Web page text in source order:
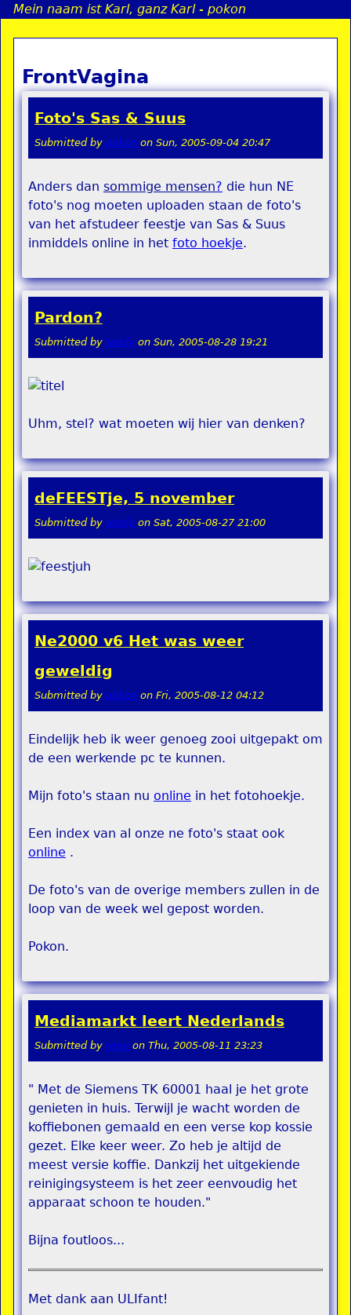
Jump to navigation
Mein naam ist Karl, ganz Karl - pokon
FrontVagina
Foto's Sas & Suus
Submitted by pokon on Sun, 2005-09-04 20:47
Anders dan sommige mensen? die hun NE
foto's nog moeten uploaden staan de foto's
van het afstudeer feestje van Sas & Suus
inmiddels online in het foto hoekje.
Pardon?
Submitted by teddy on Sun, 2005-08-28 19:21
Uhm, stel? wat moeten wij hier van denken?
deFEESTje, 5 november
Submitted by teddy on Sat, 2005-08-27 21:00
Ne2000 v6 Het was weer
geweldig
Submitted by pokon on Fri, 2005-08-12 04:12
Eindelijk heb ik weer genoeg zooi uitgepakt om
de een werkende pc te kunnen.
Mijn foto's staan nu online in het fotohoekje.
Een index van al onze ne foto's staat ook
online .
De foto's van de overige members zullen in de
loop van de week wel gepost worden.
Pokon.
Mediamarkt leert Nederlands
Submitted by remi on Thu, 2005-08-11 23:23
" Met de Siemens TK 60001 haal je het grote
genieten in huis. Terwijl je wacht worden de
koffiebonen gemaald en een verse kop kossie
gezet. Elke keer weer. Zo heb je altijd de
meest versie koffie. Dankzij het uitgekiende
reinigingsysteem is het zeer eenvoudig het
apparaat schoon te houden."
Bijna foutloos...
Met dank aan ULIfant!